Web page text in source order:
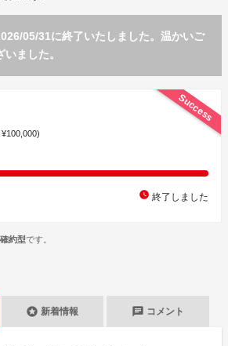
05/31に終了いたしました。温かいご
ました。
Success
watch_later 終了しました
約型です。
stars 新着情報 chat コメント